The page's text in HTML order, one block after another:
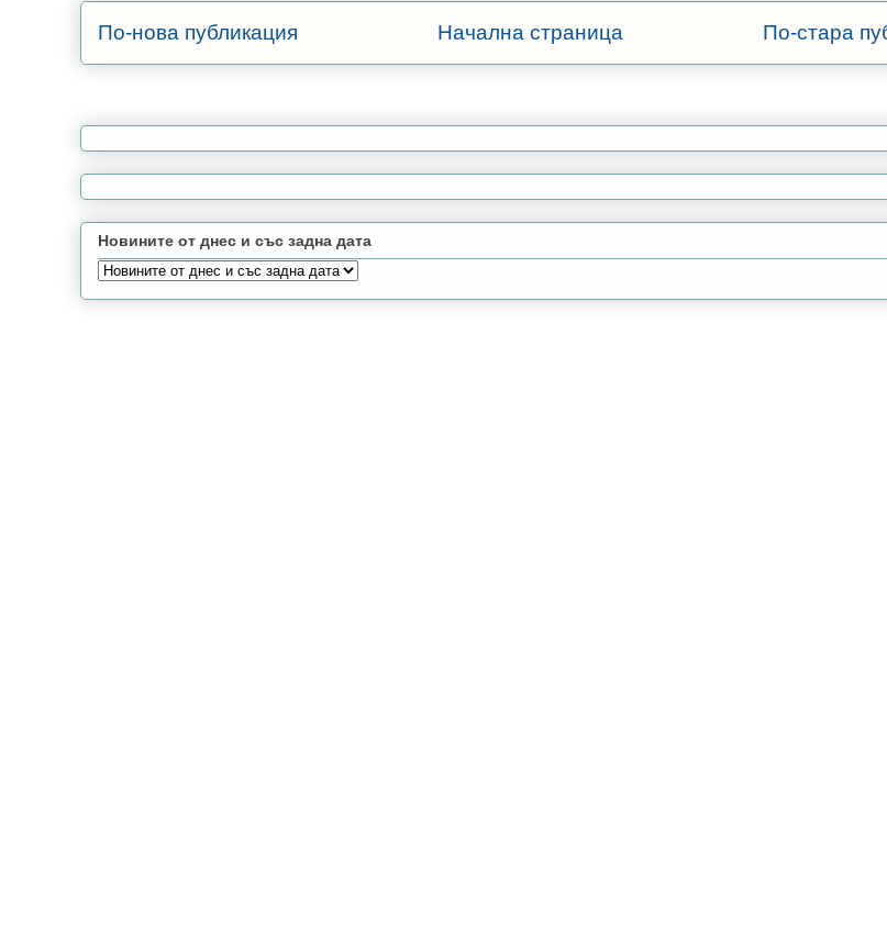
По-нова публикация По-стара
Начална страница
Новините от днес и със задна дата